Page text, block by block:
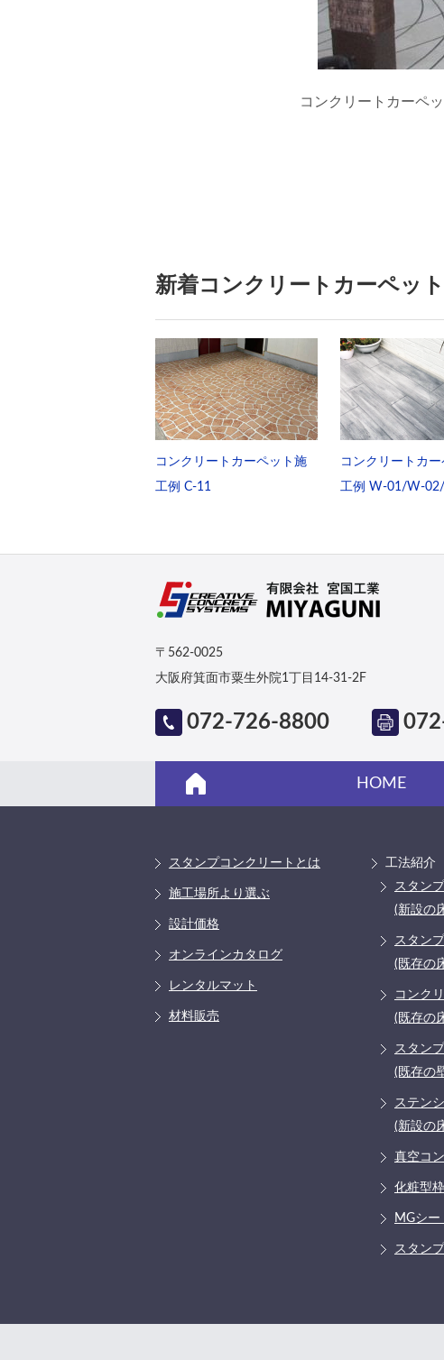
コンクリートカーペ
新着コンクリートカーペッ
コンクリートカーペット施
工例 C-11
コンクリートカ
工例 W-01/W-
〒562-0025
大阪府箕面市粟生外院1丁目14-31-2F
072-726-8800
HOME
スタンプコンクリートとは
施工場所より選ぶ
設計価格
オンラインカタログ
レンタルマット
材料販売
工法紹介
スタン
(新設の
スタン
(既存の
コンク
(既存の
スタン
(既存の
ステン
(新設の
真空コ
化粧型枠
MGシー
スタン